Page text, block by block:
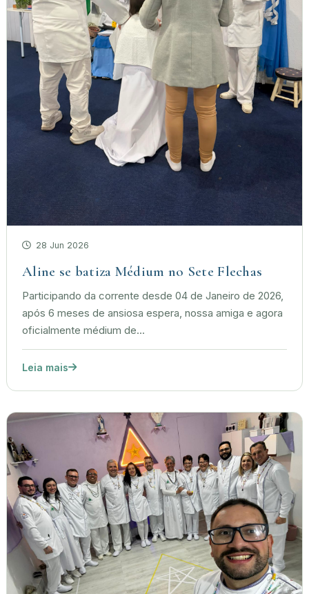
28 Jun 2026
Aline se batiza Médium no Sete Flechas
Participando da corrente desde 04 de Janeiro de 2026,
após 6 meses de ansiosa espera, nossa amiga e agora
oficialmente médium de...
Leia mais